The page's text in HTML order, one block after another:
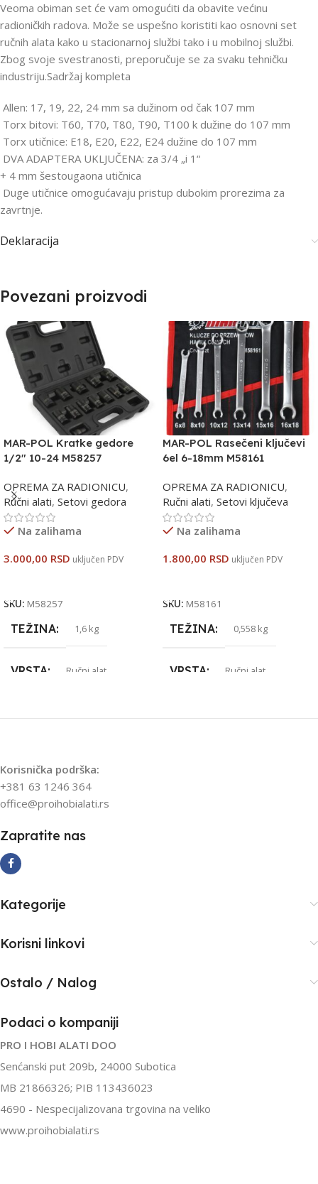
Veoma obiman set će vam omogućiti da obavite većinu
radioničkih radova. Može se uspešno koristiti kao osnovni set
ručnih alata kako u stacionarnoj službi tako i u mobilnoj službi.
Zbog svoje svestranosti, preporučuje se za svaku tehničku
industriju.Sadržaj kompleta
Allen: 17, 19, 22, 24 mm sa dužinom od čak 107 mm
Torx bitovi: T60, T70, T80, T90, T100 k dužine do 107 mm
Torx utičnice: E18, E20, E22, E24 dužine do 107 mm
DVA ADAPTERA UKLJUČENA: za 3/4 „i 1“
+ 4 mm šestougaona utičnica
Duge utičnice omogućavaju pristup dubokim prorezima za
zavrtnje.
Deklaracija
Povezani proizvodi
MAR-POL Kratke gedore
1/2″ 10-24 M58257
OPREMA ZA RADIONICU,
Ručni alati, Setovi gedora
Na zalihama
3.000,00 RSD uključen PDV
SKU: M58257
TEŽINA 1,6 kg
VRSTA Ručni alat
UVOZNIK STRAUS ALATI
ZEMLJA POREKLA
P.R.C.
MAR-POL Rasečeni ključevi
6el 6-18mm M58161
OPREMA ZA RADIONICU,
Ručni alati, Setovi ključeva
Na zalihama
1.800,00 RSD uključen PDV
SKU: M58161
TEŽINA 0,558 kg
VRSTA Ručni alat
Korisnička podrška:
+381 63 1246 364
office@proihobialati.rs
Zapratite nas
Kategorije
Korisni linkovi
Ostalo / Nalog
Podaci o kompaniji
PRO I HOBI ALATI DOO
Senćanski put 209b, 24000 Subotica
MB 21866326; PIB 113436023
4690 - Nespecijalizovana trgovina na veliko
www.proihobialati.rs